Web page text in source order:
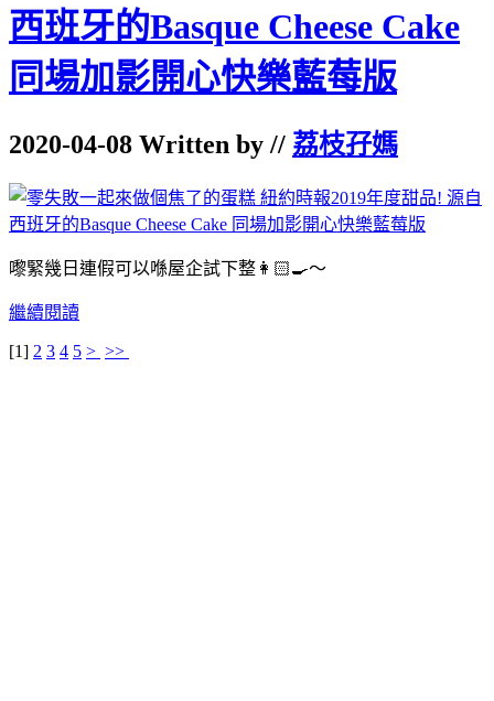
西班牙的Basque Cheese Cake
同場加影開心快樂藍莓版
2020-04-08 Written by // 荔枝孖媽
嚟緊幾日連假可以喺屋企試下整👩🏻‍🍳～
繼續閱讀
[1] 2 3 4 5 > >>